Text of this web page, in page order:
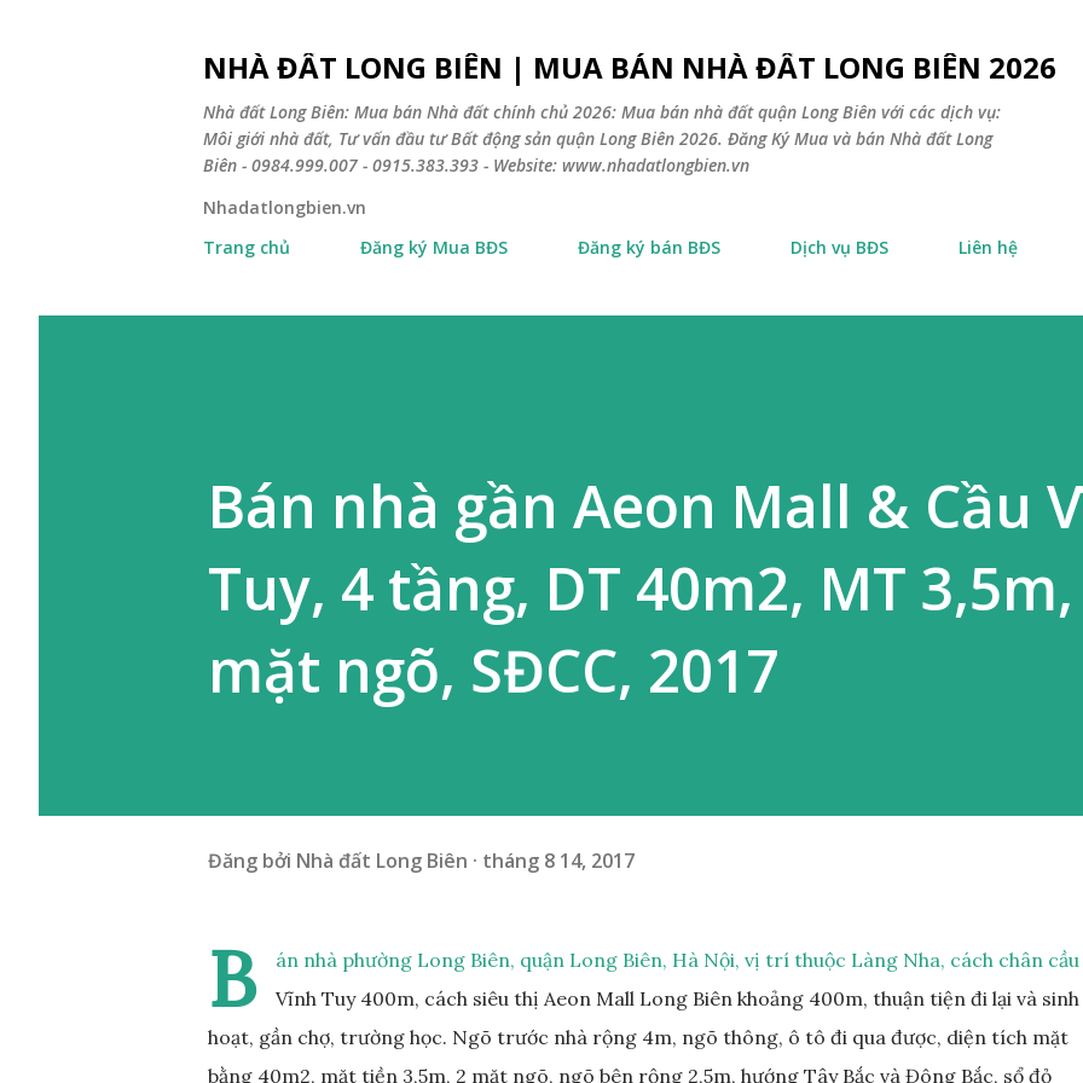
NHÀ ĐẤT LONG BIÊN | MUA BÁN NHÀ ĐẤT LONG BIÊN 2026
Nhà đất Long Biên: Mua bán Nhà đất chính chủ 2026: Mua bán nhà đất quận Long Biên với các dịch vụ:
Môi giới nhà đất, Tư vấn đầu tư Bất động sản quận Long Biên 2026. Đăng Ký Mua và bán Nhà đất Long
Biên - 0984.999.007 - 0915.383.393 - Website: www.nhadatlongbien.vn
Nhadatlongbien.vn
Trang chủ
Đăng ký Mua BĐS Đăng ký bán BĐS Dịch vụ BĐS Liên hệ
Bán nhà gần Aeon Mall & Cầu
Tuy, 4 tầng, DT 40m2, MT
mặt ngõ, SĐCC, 2017
Đăng bởi Nhà đất Long Biên tháng 8 14, 2017
B
án nhà phường Long Biên, quận Long Biên, Hà Nội, vị trí thuộc Làng Nha, cách chân cầu
Vĩnh Tuy 400m, cách siêu thị Aeon Mall Long Biên khoảng 400m, thuận tiện đi lại và sinh
hoạt, gần chợ, trường học. Ngõ trước nhà rộng 4m, ngõ thông, ô tô đi qua được, diện tích mặt
bằng 40m2, mặt tiền 3,5m, 2 mặt ngõ, ngõ bên rộng 2,5m, hướng Tây Bắc và Đông Bắc, sổ đỏ